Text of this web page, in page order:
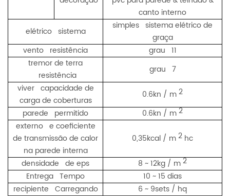
canto interno
elétrico sistema
simples sistema elétrico de
graça
vento resistência
grau 11
tremor de terra
resistência
grau 7
viver capacidade de
carga de coberturas
0.6kn / m2
parede permitido
0.6kn / m2
externo e coeficiente
de transmissão de calor
na parede interna
0,35kcal / m2 hc
densidade de eps 8 ~ 12kg / m2
Entrega Tempo
10 ~ 15 dias
recipiente Carregando
6 ~ 9sets / hq